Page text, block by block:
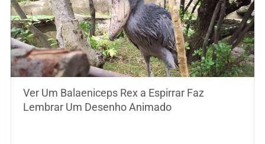
Ver Um Balaeniceps Rex a Espirrar Faz
Lembrar Um Desenho Animado